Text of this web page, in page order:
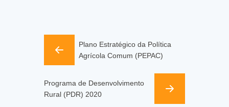
Plano Estratégico da Política
Agrícola Comum (PEPAC)
Programa de Desenvolvimento
Rural (PDR) 2020